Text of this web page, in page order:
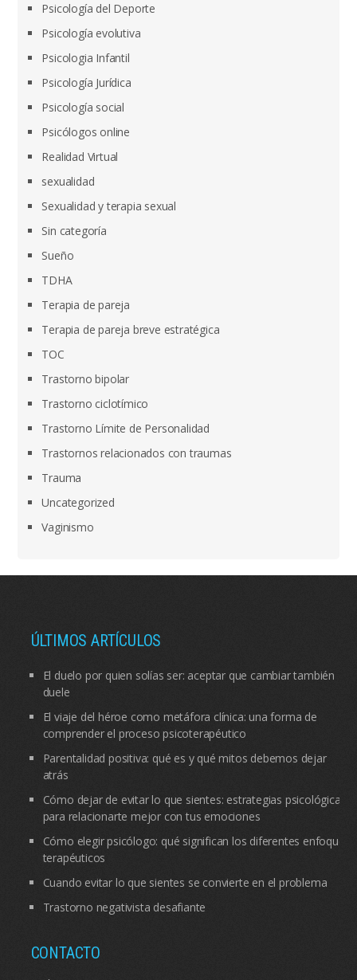
Psicología del Deporte
Psicología evolutiva
Psicologia Infantil
Psicología Jurídica
Psicología social
Psicólogos online
Realidad Virtual
sexualidad
Sexualidad y terapia sexual
Sin categoría
Sueño
TDHA
Terapia de pareja
Terapia de pareja breve estratégica
TOC
Trastorno bipolar
Trastorno ciclotímico
Trastorno Límite de Personalidad
Trastornos relacionados con traumas
Trauma
Uncategorized
Vaginismo
ÚLTIMOS ARTÍCULOS
El duelo por quien solías ser: aceptar que cambiar también
duele
El viaje del héroe como metáfora clínica: una forma de
comprender el proceso psicoterapéutico
Parentalidad positiva: qué es y qué mitos debemos dejar
atrás
Cómo dejar de evitar lo que sientes: estrategias psicológicas
para relacionarte mejor con tus emociones
Cómo elegir psicólogo: qué significan los diferentes enfoques
terapéuticos
Cuando evitar lo que sientes se convierte en el problema
Trastorno negativista desafiante
CONTACTO